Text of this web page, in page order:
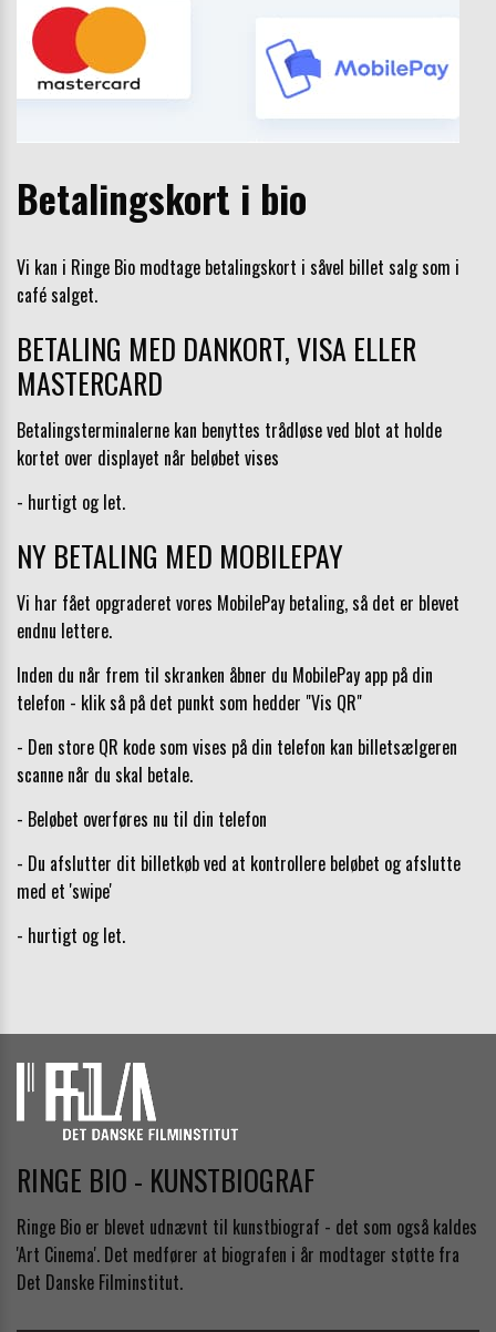
Betalingskort i bio
Vi kan i Ringe Bio modtage betalingskort i såvel billet salg som i
café salget.
BETALING MED DANKORT, VISA ELLER
MASTERCARD
Betalingsterminalerne kan benyttes trådløse ved blot at holde
kortet over displayet når beløbet vises
- hurtigt og let.
NY BETALING MED MOBILEPAY
Vi har fået opgraderet vores MobilePay betaling, så det er blevet
endnu lettere.
Inden du når frem til skranken åbner du MobilePay app på din
telefon - klik så på det punkt som hedder "Vis QR"
- Den store QR kode som vises på din telefon kan billetsælgeren
scanne når du skal betale.
- Beløbet overføres nu til din telefon
- Du afslutter dit billetkøb ved at kontrollere beløbet og afslutte
med et 'swipe'
- hurtigt og let.
RINGE BIO - KUNSTBIOGRAF
Ringe Bio er blevet udnævnt til kunstbiograf - det som også kaldes
'Art Cinema'. Det medfører at biografen i år modtager støtte fra
Det Danske Filminstitut.